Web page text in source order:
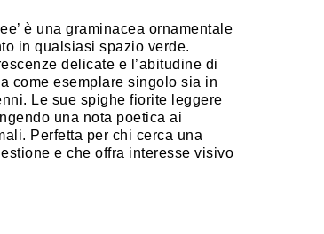
è una graminacea ornamentale
in qualsiasi spazio verde.
delicate e l’abitudine di
come esemplare singolo sia in
Le sue spighe fiorite leggere
una nota poetica ai
Perfetta per chi cerca una
e che offra interesse visivo